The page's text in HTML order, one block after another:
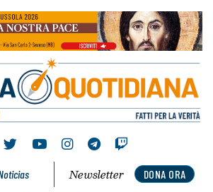
DONA ORA
Newsletter